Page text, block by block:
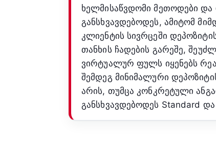
ხელმისაწვდომი მეთოდები და
განსხვავდებოდეს, ამიტომ
კლიენტის სივრცეში
თანხის ჩადების გარეშე,
ვირტუალურ ფულს იყენებს
შემდეგ მინიმალური
არის, თუმცა კონკრეტული
განსხვავდებოდეს Standard